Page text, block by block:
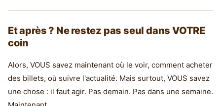
Et après ? Ne restez pas seul dans VOTRE
coin
Alors, VOUS savez maintenant où le voir, comment acheter
des billets, où suivre l'actualité. Mais surtout, VOUS savez
une chose : il faut agir. Pas demain. Pas dans une semaine.